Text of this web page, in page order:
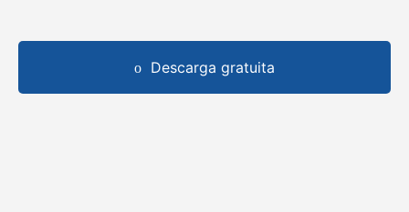
Descarga gratuita